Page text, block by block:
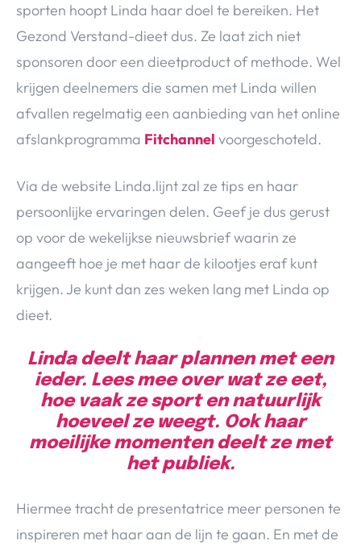
sporten hoopt Linda haar doel te bereiken. Het
Gezond Verstand-dieet dus. Ze laat zich niet
sponsoren door een dieetproduct of methode. Wel
krijgen deelnemers die samen met Linda willen
afvallen regelmatig een aanbieding van het online
afslankprogramma Fitchannel voorgeschoteld.
Via de website Linda.lijnt zal ze tips en haar
persoonlijke ervaringen delen. Geef je dus gerust
op voor de wekelijkse nieuwsbrief waarin ze
aangeeft hoe je met haar de kilootjes eraf kunt
krijgen. Je kunt dan zes weken lang met Linda op
dieet.
Linda deelt haar plannen met een
ieder. Lees mee over wat ze eet,
hoe vaak ze sport en natuurlijk
hoeveel ze weegt. Ook haar
moeilijke momenten deelt ze met
het publiek.
Hiermee tracht de presentatrice meer personen te
inspireren met haar aan de lijn te gaan. En met de